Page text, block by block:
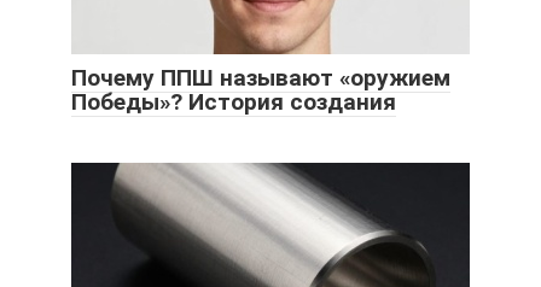
Почему ППШ называют «оружием
Победы»? История создания